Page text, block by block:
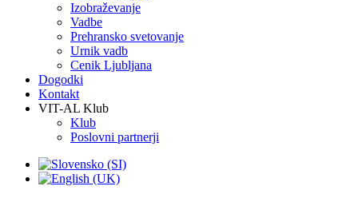
Izobraževanje
Vadbe
Prehransko svetovanje
Urnik vadb
Cenik Ljubljana
Dogodki
Kontakt
VIT-AL Klub
Klub
Poslovni partnerji